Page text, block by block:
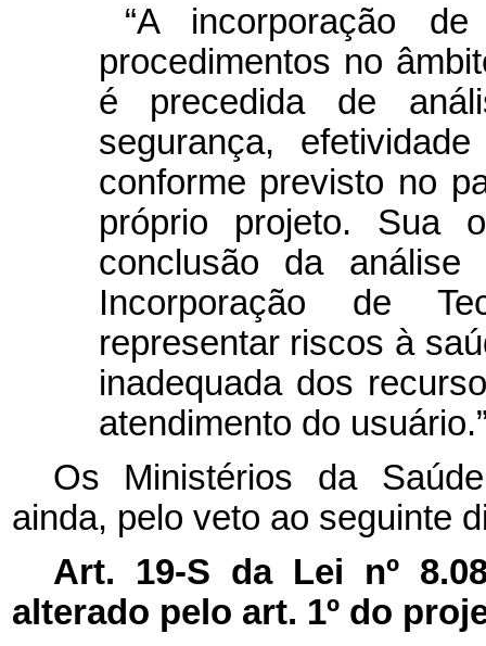
“A incorporação
procedimentos no
é precedida de
segurança,
conforme previsto no
próprio projeto. Sua
conclusão da
Incorporação de
representar riscos à
inadequada dos
atendimento do
Os Ministérios da
ainda, pelo veto ao seguinte
Art. 19-S da Lei nº
alterado pelo art. 1º do